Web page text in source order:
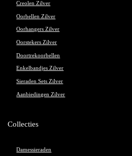
Creolen Zilver
Oorbellen Zilver
Oorhangers Zilver
Oorstekers Zilver
Doortrekoorbellen
Enkelbandjes Zilver
Sieraden Sets Zilver
Aanbiedingen Zilver
Collecties
Damessieraden